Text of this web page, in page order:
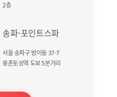
2층
송파-포인트스파
서울 송파구 방이동 37-7
몽촌토성역 도보 5분거리